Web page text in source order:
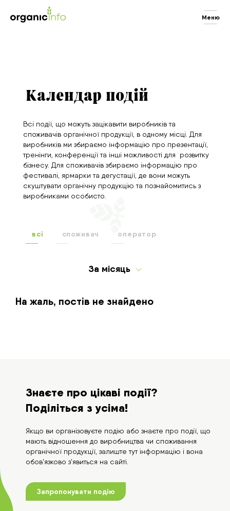
Меню
Календар подій
Всі події, що можуть зацікавити виробників та
споживачів органічної продукції, в одному місці. Для
виробників ми збираємо інформацію про презентації,
тренінги, конференції та інші можливості для розвитку
бізнесу. Для споживачів збираємо інформацію про
фестивалі, ярмарки та дегустації, де вони можуть
скуштувати органічну продукцію та познайомитись з
виробниками особисто.
всі споживач оператор
За місяць
За тиждень
На жаль, постів не знайдено
Знаєте про цікаві події?
Поділіться з усіма!
Якщо ви організовуєте подію або знаєте про події, що
мають відношення до виробництва чи споживання
органічної продукції, залиште тут інформацію і вона
обов'язково з'явиться на сайті.
Запропонувати подію